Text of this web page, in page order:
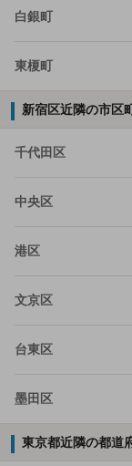
白銀町
東榎町
新宿区近隣の市区
千代田区
中央区
港区
文京区
台東区
墨田区
東京都近隣の都道